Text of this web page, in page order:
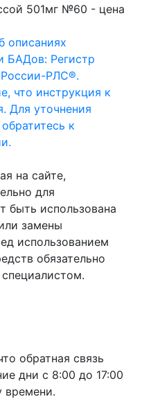
501мг №60 - цена
описаниях
БАДов: Регистр
РЛС®.
что инструкция к
Для уточнения
к
на сайте,
для
быть использована
замены
использованием
обязательно
обратная связь
дни с 8:00 до 17:00
времени.